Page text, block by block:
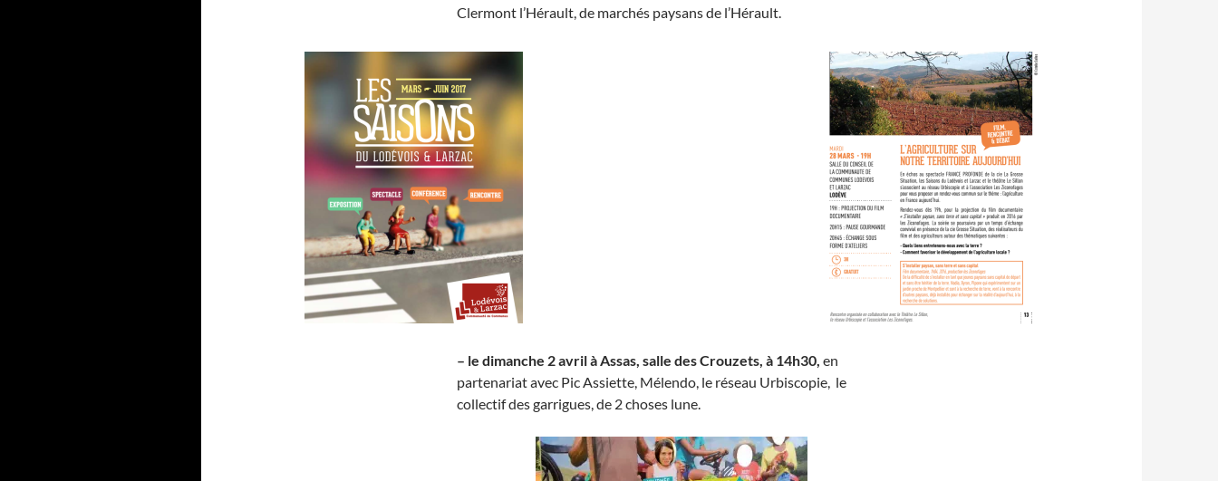
Clermont l’Hérault, de marchés paysans de l’Hérault.
– le dimanche 2 avril à Assas, salle des Crouzets, à 14h30, en
partenariat avec Pic Assiette, Mélendo, le réseau Urbiscopie, le
collectif des garrigues, de 2 choses lune.